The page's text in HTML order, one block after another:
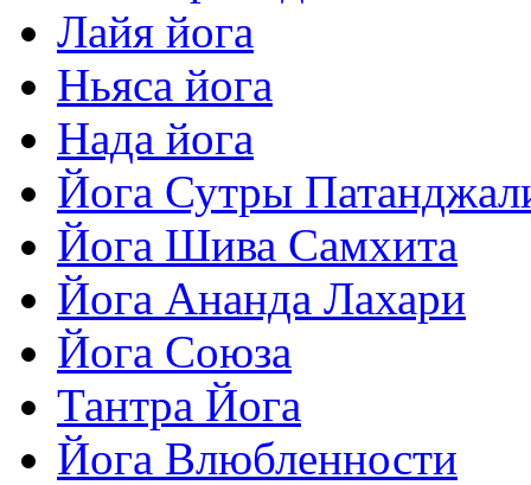
Лайя йога
Ньяса йога
Нада йога
Йога Сутры
Йога Шива Самхита
Йога Ананда Лахари
Йога Союза
Тантра Йога
Йога Влюбленности